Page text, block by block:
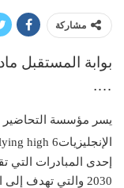
مشاركة
….
يسر مؤسسة التحاضير
الإنجليزيات6 flying high مقررات
إحدى المبادرات التي
2030 والتي تهدف